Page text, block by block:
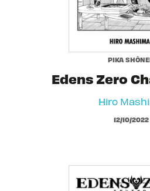
PIKA
Edens Zero
Hiro
12/10/2022